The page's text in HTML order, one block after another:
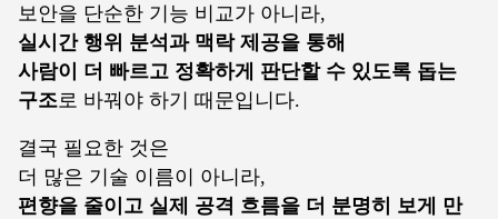
보안을 단순한 기능 비교가 아니라,
실시간 행위 분석과 맥락 제공을 통해
사람이 더 빠르고 정확하게 판단할 수 있도록 돕는
구조 로 바꿔야 하기 때문입니다.
결국 필요한 것은
더 많은 기술 이름이 아니라,
편향을 줄이고 실제 공격 흐름을 더 분명히 보게 만